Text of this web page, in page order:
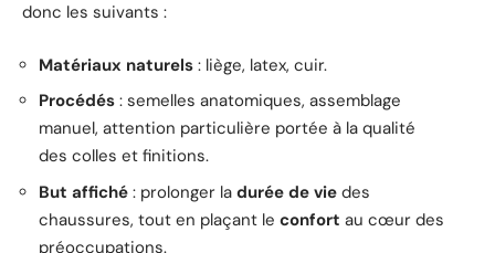
donc les suivants :
Matériaux naturels : liège, latex, cuir.
Procédés : semelles anatomiques, assemblage
manuel, attention particulière portée à la qualité
des colles et finitions.
But affiché : prolonger la durée de vie des
chaussures, tout en plaçant le confort au cœur des
préoccupations.